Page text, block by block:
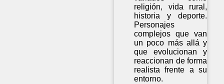
religión, vida rural,
historia y deporte.
Personajes
complejos que van
un poco más allá y
que evolucionan y
reaccionan de forma
realista frente a su
entorno.